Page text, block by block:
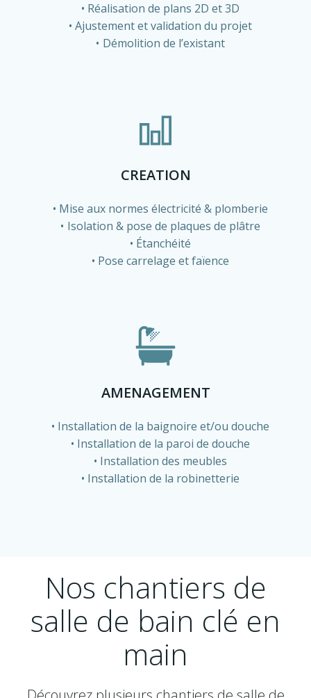
Réalisation de plans 2D et 3D
Ajustement et validation du projet
Démolition de l’existant
CREATION
Mise aux normes électricité & plomberie
Isolation & pose de plaques de plâtre
Étanchéité
Pose carrelage et faïence
AMENAGEMENT
Installation de la baignoire et/ou douche
Installation de la paroi de douche
Installation des meubles
Installation de la robinetterie
Nos chantiers de
salle de bain clé en
main